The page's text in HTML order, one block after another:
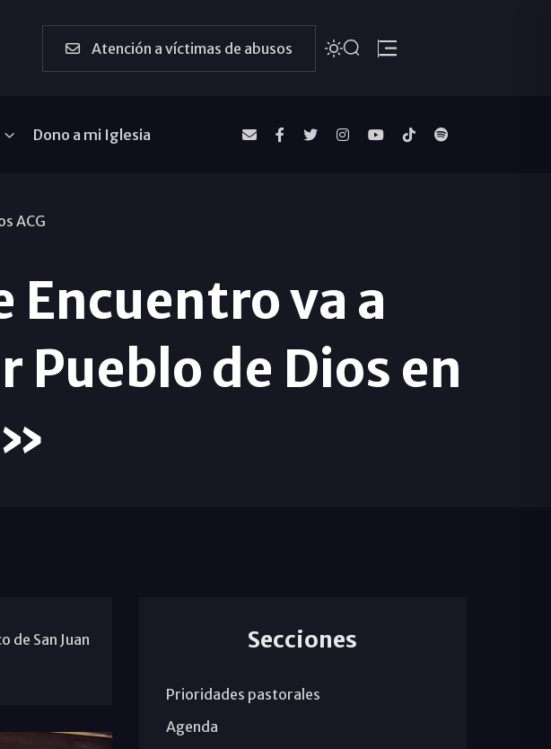
Atención a víctimas de abusos
Dono a mi Iglesia
ACG
va a
Pueblo de Dios en
de San Juan
Secciones
Prioridades pastorales
Agenda